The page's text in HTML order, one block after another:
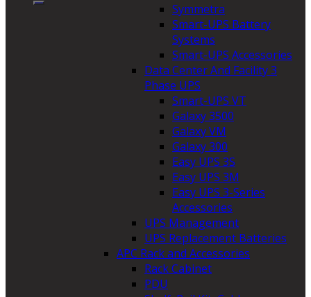
Symmetra
Smart-UPS Battery
Systems
Smart-UPS Accessories
Data Center And Facility 3
Phase UPS
Smart-UPS VT
Galaxy 3500
Galaxy VM
Galaxy 300
Easy UPS 3S
Easy UPS 3M
Easy UPS 3-Series
Accessories
UPS Management
UPS Replacement Batteries
APC Rack and Accessories
Rack Cabinet
PDU